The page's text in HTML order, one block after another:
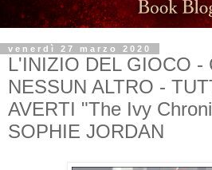
venerdì 27 marzo 2020
L'INIZIO DEL GIOCO -
NESSUN ALTRO -
AVERTI "The Ivy
SOPHIE JORDAN